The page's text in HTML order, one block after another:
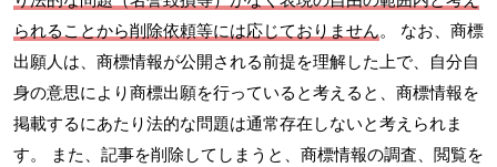
られることから削除依頼等には応じておりません。 なお、商標
出願人は、商標情報が公開される前提を理解した上で、自分自
身の意思により商標出願を行っていると考えると、商標情報を
掲載するにあたり法的な問題は通常存在しないと考えられま
す。 また、記事を削除してしまうと、商標情報の調査、閲覧を